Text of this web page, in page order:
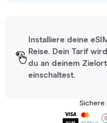
Installiere deine
Reise. Dein Tarif
du an deinem
einschaltest.
Sichere